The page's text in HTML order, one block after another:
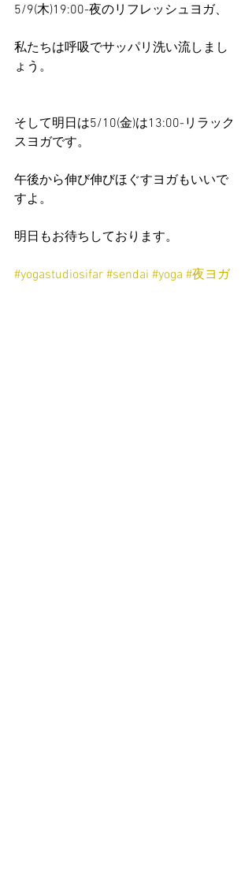
5/9(木)19:00-夜のリフレッシュヨガ、
私たちは呼吸でサッパリ洗い流しまし
ょう。
そして明日は5/10(金)は13:00-リラック
スヨガです。
午後から伸び伸びほぐすヨガもいいで
すよ。
明日もお待ちしております。
#yogastudiosifar #sendai #yoga #夜ヨガ